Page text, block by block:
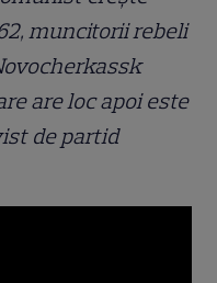
muncitorii rebeli
are loc apoi este
de partid